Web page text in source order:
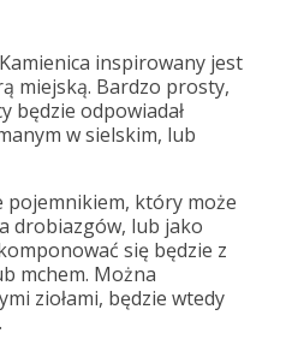
inspirowany jest
miejską. Bardzo prosty,
będzie odpowiadał
w sielskim, lub
pojemnikiem, który może
drobiazgów, lub jako
się będzie z
mchem. Można
ziołami, będzie wtedy